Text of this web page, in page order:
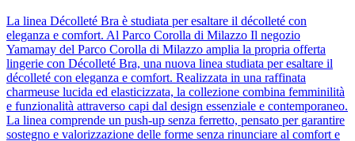
La linea Décolleté Bra è studiata per esaltare il décolleté con
eleganza e comfort. Al Parco Corolla di Milazzo Il negozio
Yamamay del Parco Corolla di Milazzo amplia la propria offerta
lingerie con Décolleté Bra, una nuova linea studiata per esaltare il
décolleté con eleganza e comfort. Realizzata in una raffinata
charmeuse lucida ed elasticizzata, la collezione combina femminilità
e funzionalità attraverso capi dal design essenziale e contemporaneo.
La linea comprende un push-up senza ferretto, pensato per garantire
sostegno e valorizzazione delle forme senza rinunciare al comfort e